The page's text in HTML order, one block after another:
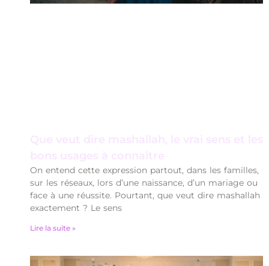
Que veut dire mashallah, le vrai sens et les
bons usages à connaître
On entend cette expression partout, dans les familles,
sur les réseaux, lors d’une naissance, d’un mariage ou
face à une réussite. Pourtant, que veut dire mashallah
exactement ? Le sens
Lire la suite »